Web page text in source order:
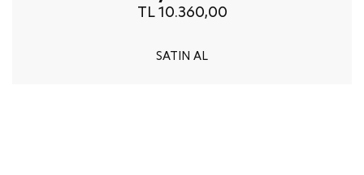
TL 10.360,00
SATIN AL